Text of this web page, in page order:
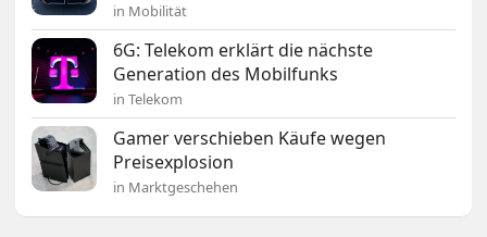
in Mobilität
6G: Telekom erklärt die nächste
Generation des Mobilfunks
in Telekom
Gamer verschieben Käufe wegen
Preisexplosion
in Marktgeschehen